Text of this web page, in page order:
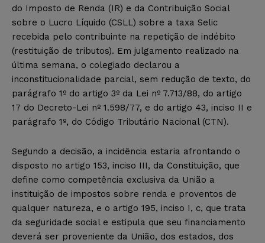
do Imposto de Renda (IR) e da Contribuição Social
sobre o Lucro Líquido (CSLL) sobre a taxa Selic
recebida pelo contribuinte na repetição de indébito
(restituição de tributos). Em julgamento realizado na
última semana, o colegiado declarou a
inconstitucionalidade parcial, sem redução de texto, do
parágrafo 1º do artigo 3º da Lei nº 7.713/88, do artigo
17 do Decreto-Lei nº 1.598/77, e do artigo 43, inciso II e
parágrafo 1º, do Código Tributário Nacional (CTN).
Segundo a decisão, a incidência estaria afrontando o
disposto no artigo 153, inciso III, da Constituição, que
define como competência exclusiva da União a
instituição de impostos sobre renda e proventos de
qualquer natureza, e o artigo 195, inciso I, c, que trata
da seguridade social e estipula que seu financiamento
deverá ser proveniente da União, dos estados, dos